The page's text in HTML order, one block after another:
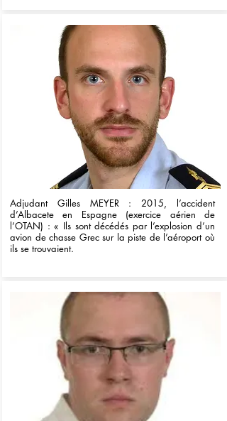
Adjudant Gilles MEYER : 2015, l’accident
d’Albacete en Espagne (exercice aérien de
l’OTAN) : « Ils sont décédés par l’explosion d’un
avion de chasse Grec sur la piste de l’aéroport où
ils se trouvaient.